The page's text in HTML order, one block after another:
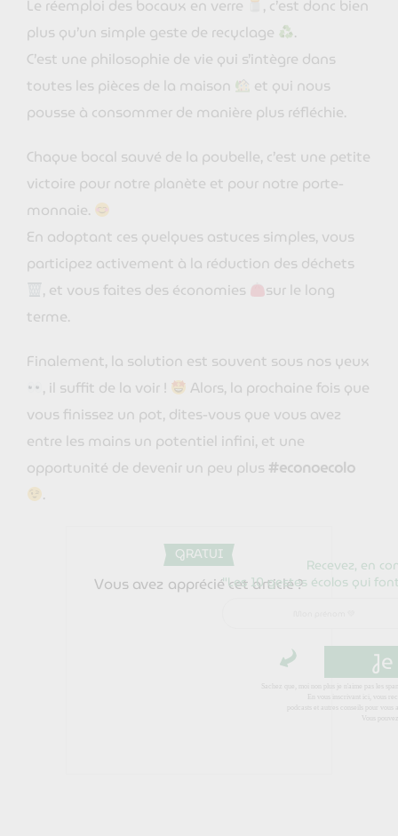
Le réemploi des bocaux en verre
, c’est donc bien
plus qu’un simple geste de recyclage
.
C’est une philosophie de vie qui s’intègre dans
toutes les pièces de la maison
et qui nous
pousse à consommer de manière plus réfléchie.
Chaque bocal sauvé de la poubelle, c’est une petite
victoire pour notre planète et pour notre porte-
monnaie.
En adoptant ces quelques astuces simples, vous
participez activement à la réduction des déchets
, et vous faites des économies
sur le long
terme.
Finalement, la solution est souvent sous nos yeux
, il suffit de la voir !
Alors, la prochaine fois que
vous finissez un pot, dites-vous que vous avez
entre les mains un potentiel infini, et une
opportunité de devenir un peu plus #econoecolo
.
Vous avez apprécié cet article ?
GRATUI
T
Recevez, en
"Les 10 gestes écolos qui
Sachez que, moi non plus je n'aime pas les
En vous inscrivant ici, vous
podcasts et autres conseils pour
Vous